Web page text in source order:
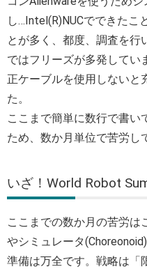
し…Intel(R)NUCでできたこ
とが多く、都度、調査を行
ではフリーズが多発してい
正ケーブルを使用しないと
た。
ここまで簡単に数行で書い
ため、数か月単位で苦労し
いざ！World Robot
ここまでの数か月の苦労は
やシミュレータ
準備は万全です。戦略は「